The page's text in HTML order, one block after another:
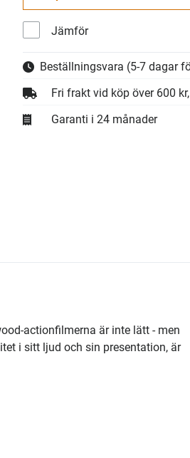
Jämför
Beställningsvara (5-7 dagar
Fri frakt vid köp över 600
Garanti i 24 månader
actionfilmerna är inte lätt - men
i sitt ljud och sin presentation, är